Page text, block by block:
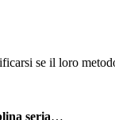
se il loro
seria…